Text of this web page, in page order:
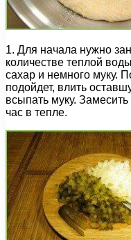
1. Для начала нужно
количестве теплой
сахар и немного муку.
подойдет, влить
всыпать муку.
час в тепле.